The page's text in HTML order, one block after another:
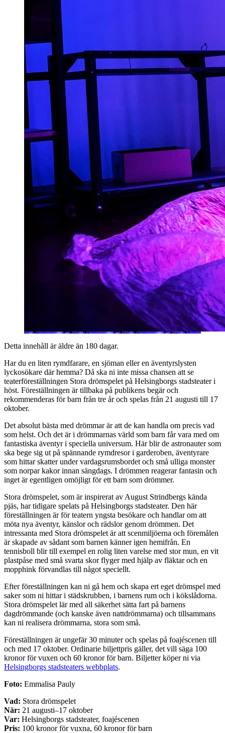
Detta innehåll är äldre än 180 dagar.
Har du en liten rymdfarare, en sjöman eller en äventyrslysten
lyckosökare där hemma? Då ska ni inte missa chansen att se
teaterföreställningen Stora drömspelet på Helsingborgs stadsteater i
höst. Föreställningen är tillbaka på publikens begär och
rekommenderas för barn från tre år och spelas från 21 augusti till 17
oktober.
Det absolut bästa med drömmar är att de kan handla om precis vad
som helst. Och det är i drömmarnas värld som barn får vara med om
fantastiska äventyr i speciella universum. Här blir de astronauter som
ska bege sig ut på spännande rymdresor i garderoben, äventyrare
som hittar skatter under vardagsrumsbordet och små ulliga monster
som norpar kakor innan sängdags. I drömmen reagerar fantasin och
inget är egentligen omöjligt för ett barn som drömmer.
Stora drömspelet, som är inspirerat av August Strindbergs kända
pjäs, har tidigare spelats på Helsingborgs stadsteater. Den här
föreställningen är för teatern yngsta besökare och handlar om att
möta nya äventyr, känslor och rädslor genom drömmen. Det
intressanta med Stora drömspelet är att scenmiljöerna och föremålen
är skapade av sådant som barnen känner igen hemifrån. En
tennisboll blir till exempel en rolig liten varelse med stor mun, en vit
plastpåse med små svarta skor flyger med hjälp av fläktar och en
mopphink förvandlas till något speciellt.
Efter föreställningen kan ni gå hem och skapa ert eget drömspel med
saker som ni hittar i städskrubben, i barnens rum och i kökslådorna.
Stora drömspelet lär med all säkerhet sätta fart på barnens
dagdrömmande (och kanske även nattdrömmarna) och tillsammans
kan ni realisera drömmarna, stora som små.
Föreställningen är ungefär 30 minuter och spelas på foajéscenen till
och med 17 oktober. Ordinarie biljettpris gäller, det vill säga 100
kronor för vuxen och 60 kronor för barn. Biljetter köper ni via
Helsingborgs stadsteaters webbplats.
Foto: Emmalisa Pauly
Vad: Stora drömspelet
När: 21 augusti–17 oktober
Var: Helsingborgs stadsteater, foajéscenen
Pris: 100 kronor för vuxna, 60 kronor för barn